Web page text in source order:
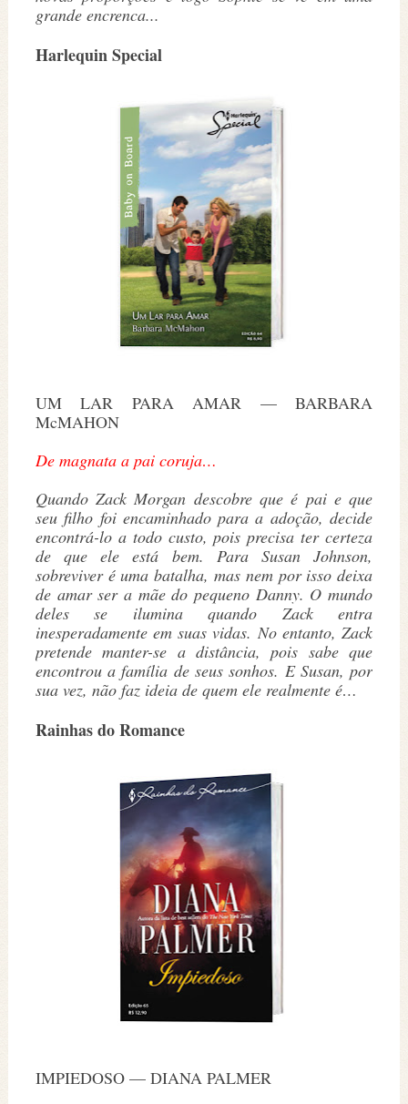
grande encrenca...
Harlequin Special
UM LAR PARA AMAR — BARBARA
McMAHON
De magnata a pai coruja…
Quando Zack Morgan descobre que é pai e que
seu filho foi encaminhado para a adoção, decide
encontrá-lo a todo custo, pois precisa ter certeza
de que ele está bem. Para Susan Johnson,
sobreviver é uma batalha, mas nem por isso deixa
de amar ser a mãe do pequeno Danny. O mundo
deles se ilumina quando Zack entra
inesperadamente em suas vidas. No entanto, Zack
pretende manter-se a distância, pois sabe que
encontrou a família de seus sonhos. E Susan, por
sua vez, não faz ideia de quem ele realmente é…
Rainhas do Romance
IMPIEDOSO — DIANA PALMER